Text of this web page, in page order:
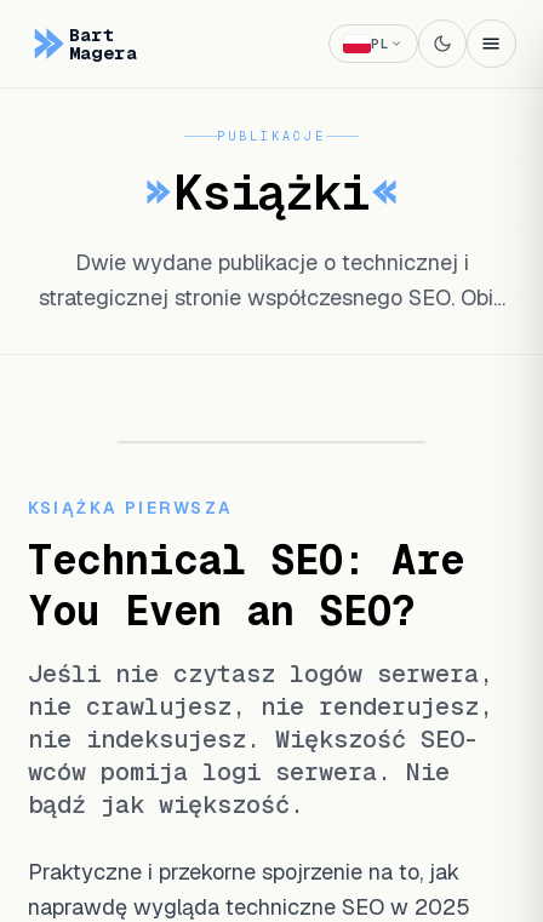
Bart
Magera PL
PUBLIKACJE
Książki
Dwie wydane publikacje o technicznej i
strategicznej stronie współczesnego SEO. Obie
KSIĄŻKA PIERWSZA
Technical SEO: Are
You Even an SEO?
Jeśli nie czytasz logów serwera,
nie crawlujesz, nie renderujesz,
nie indeksujesz. Większość SEO-
wców pomija logi serwera. Nie
bądź jak większość.
Praktyczne i przekorne spojrzenie na to, jak
naprawdę wygląda techniczne SEO w 2025